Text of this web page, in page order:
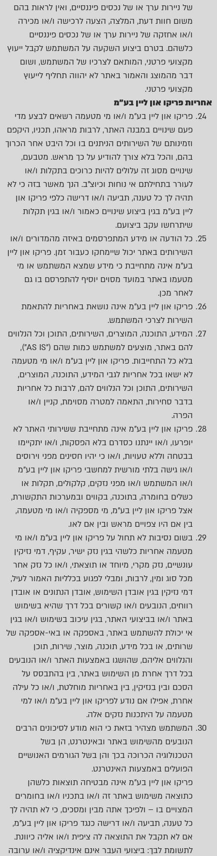
של ניירות ערך או של נכסים פיננסיים, ואין לראות בהם
משום חוות דעת, המלצה, הצעה לרכישה ו/או מכירה
ו/או אחזקה של ניירות ערך או של נכסים פיננסיים
כלשהם. בטרם ביצוע השקעה על המשתמש לקבל ייעוץ
מקצועי פרטני, המותאם לצרכיו של המשתמש, ושום
דבר מהמוצג והאמור באתר לא יהווה תחליף לייעוץ
מקצועי פרטני.
אחריות פריקו און ליין בע"מ
פריקו און ליין בע"מ ו/או מי מטעמה רשאים לבצע מדי
פעם שינויים במבנה האתר, לרבות מראהו, תכניו, היקפם
וזמינותם של השירותים הניתנים בו וכל היבט אחר הכרוך
בהם, והכל בלא צורך להודיע על כך מראש. מטבעם,
שינויים מסוג זה עלולים להיות כרוכים בתקלות ו/או
לעורר בתחילתם אי נוחות וכיוצ"ב. הנך מאשר בזה כי לא
תהיה לך כל טענה, תביעה ו/או דרישה כלפי פריקו און
ליין בע"מ בגין ביצוע שינויים כאמור ו/או בגין תקלות
שיתרחשו עקב ביצועם.
כל הודעה או מידע המתפרסמים באיזה מהמדורים ו/או
השירותים באתר יכול שיימחקו כעבור זמן. פריקו און ליין
בע"מ אינה מתחייבת כי מידע שמצא המשתמש או מי
מטעמו באתר במועד מסוים יוסיף להתפרסם בו גם
לאחר מכן.
פריקו און ליין בע"מ אינה נושאת באחריות להתאמת
השירות לצרכי המשתמש.
המידע, התוכנה, המוצרים, השירותים, התוכן וכל הנלווים
להם באתר, מוצעים למשתמש כמות שהם ("AS IS
"),
בלא כל התחייבות. פריקו און ליין בע"מ ו/או מי מטעמה
לא ישאו בכל אחריות לגבי המידע, התוכנה, המוצרים,
השירותים, התוכן וכל הנלווים להם, לרבות כל אחריות
בדבר סחירות, התאמה למטרה מסוימת, קניין ו/או
הפרה.
פריקו און ליין בע"מ אינה מתחייבת ששירותי האתר לא
יופרעו, ו/או יינתנו כסדרם בלא הפסקות, ו/או יתקיימו
בבטחה וללא טעויות, ו/או כי יהיו חסינים מפני וירוסים
ו/או גישה בלתי מורשית למחשבי פריקו און ליין בע"מ
ו/או המשתמש ו/או מפני נזקים, קלקולים, תקלות או
כשלים בחומרה, בתוכנה, בקווים ובמערכות התקשורת,
אצל פריקו און ליין בע"מ, מי מספקיה ו/או מי מטעמה,
בין אם היו צפויים מראש ובין אם לאו.
בשום נסיבות לא תחול על פריקו און ליין בע"מ ו/או מי
מטעמה אחריות כלשהי בגין נזק ישיר, עקיף, דמי נזיקין
עונשיים, נזק מקרי, מיוחד או תוצאתי, ו/או כל נזק אחר
מכל סוג ומין, לרבות, ומבלי לפגוע בכלליות האמור לעיל,
דמי נזיקין בגין אובדן השימוש, אובדן הנתונים או אובדן
רווחים, הנובעים ו/או קשורים בכל דרך שהיא בשימוש
באתר ו/או בביצועי האתר, בגין עיכוב בשימוש ו/או בגין
אי יכולת להשתמש באתר, באספקה או באי-אספקה של
שרותים, או בכל מידע, תוכנה, מוצר, שירות, תוכן
והנלווים אליהם, שהושגו באמצעות האתר ו/או הנובעים
בכל דרך אחרת מן השימוש באתר, בין בהתבסס על
הסכם ובין בנזיקין, בין באחריות מוחלטת, ו/או כל עילה
אחרת, אפילו אם נודע לפריקו און ליין בע"מ ו/או למי
מטעמה על היתכנות נזקים אלה.
המשתמש מצהיר בזאת כי הוא מודע לסיכונים הרבים
הנובעים מהשימוש באתר ובאינטרנט, הן בשל
הטכנולוגיה הכרוכה בכך והן בשל הגורמים האנושיים
הפועלים באמצעות האינטרנט.
פריקו און ליין בע"מ אינה מבטיחה תוצאות כלשהן
כתוצאה משימוש באתר זה ו/או בתכניו ו/או בחומרים
המצויים בו – ולפיכך אתה מבין ומסכים, כי לא תהיה לך
כל טענה, תביעה ו/או דרישה כנגד פריקו און ליין בע"מ,
אם לא תקבל את התוצאה לה ציפית ו/או אליה כיוונת.
לתשומת לבך: ביצועי העבר אינם אינדיקציה ו/או ערובה